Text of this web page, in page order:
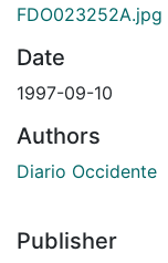
FDO023252A.jpg
Date
1997-09-10
Authors
Diario Occidente
Publisher